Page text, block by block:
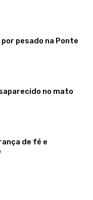
pesado na Ponte
no mato
de fé e